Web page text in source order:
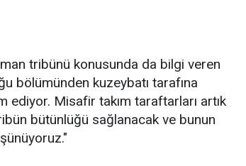
tribünü konusunda da bilgi veren
bölümünden kuzeybatı tarafına
ediyor. Misafir takım taraftarları artık
bütünlüğü sağlanacak ve bunun